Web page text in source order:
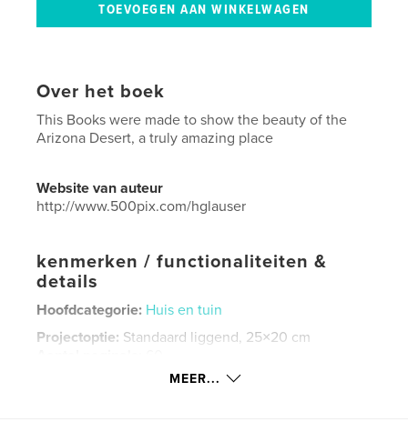
Over het boek
This Books were made to show the beauty of the
Arizona Desert, a truly amazing place
Website van auteur
http://www.500pix.com/hglauser
kenmerken / functionaliteiten &
details
Hoofdcategorie: Huis en tuin
Projectoptie: Standaard liggend, 25×20 cm
MEER...